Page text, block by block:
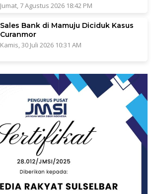
Jumat, 7 Agustus 2026 18:42 PM
Sales Bank di Mamuju Diciduk Kasus
Curanmor
Kamis, 30 Juli 2026 10:31 AM